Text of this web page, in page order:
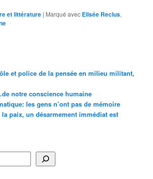
et littérature | Marqué avec Elisée Reclus,
et police de la pensée en milieu militant,
notre conscience humaine
les gens n’ont pas de mémoire
paix, un désarmement immédiat est